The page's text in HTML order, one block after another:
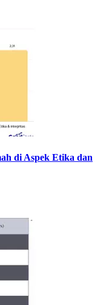
di Aspek Etika dan